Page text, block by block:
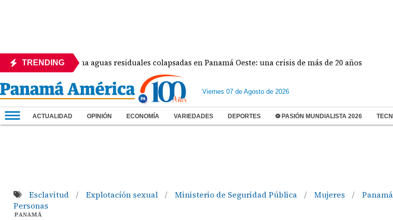
TRENDING
Inspecciona aguas residuales colapsadas en Panamá Oeste: una crisis de más de 20 años
Viernes 07 de Agosto de 2026
ACTUALIDAD OPINIÓN ECONOMÍA VARIEDADES DEPORTES ⚽ PASIÓN MUNDIALISTA 2026
Esclavitud / Explotacíón sexual / Ministerio de Seguridad Pública / Mujeres / Panamá
Personas
PANAMÁ